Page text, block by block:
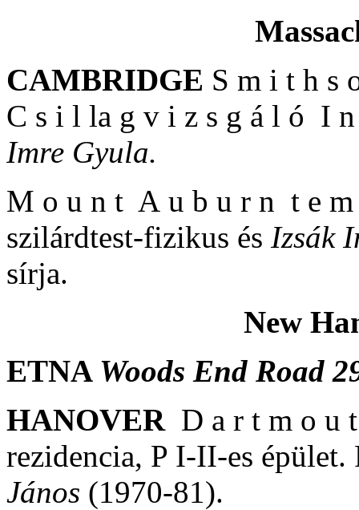
CAMBRIDGE S m i t h s
C s i l la g v i z s g á l ó I
Imre Gyula.
M o u n t A u b u r n t e
szilárdtest-fizikus és Izsák
sírja.
New
ETNA Woods End Road
HANOVER D a r t m o u
rezidencia, P I-II-es
János (1970-81).